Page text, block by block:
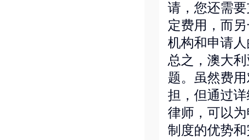
请，您还需
定费用，而
机构和申请人
总之，澳大
题。虽然费
担，但通过
律师，可以
制度的优势